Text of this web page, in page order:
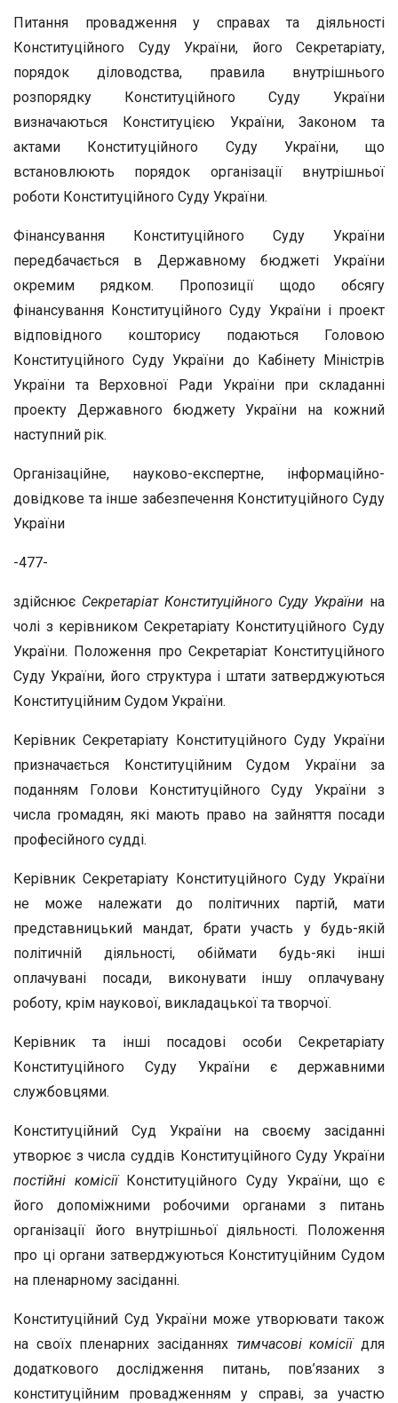
Питання провадження у справах та діяльності
Конституційного Суду України, його Секретаріату,
порядок діловодства, правила внутрішнього
розпорядку Конституційного Суду України
визначаються Конституцією України, Законом та
актами Конституційного Суду України, що
встановлюють порядок організації внутрішньої
роботи Конституційного Суду України.
Фінансування Конституційного Суду України
передбачається в Державному бюджеті України
окремим рядком. Пропозиції щодо обсягу
фінансування Конституційного Суду України і проект
відповідного кошторису подаються Головою
Конституційного Суду України до Кабінету Міністрів
України та Верховної Ради України при складанні
проекту Державного бюджету України на кожний
наступний рік.
Організаційне, науково-експертне, інформаційно-
довідкове та інше забезпечення Конституційного Суду
України
-477-
здійснює Секретаріат Конституційного Суду України на
чолі з керівником Секретаріату Конституційного Суду
України. Положення про Секретаріат Конституційного
Суду України, його структура і штати затверджуються
Конституційним Судом України.
Керівник Секретаріату Конституційного Суду України
призначається Конституційним Судом України за
поданням Голови Конституційного Суду України з
числа громадян, які мають право на зайняття посади
професійного судді.
Керівник Секретаріату Конституційного Суду України
не може належати до політичних партій, мати
представницький мандат, брати участь у будь-якій
політичній діяльності, обіймати будь-які інші
оплачувані посади, виконувати іншу оплачувану
роботу, крім наукової, викладацької та творчої.
Керівник та інші посадові особи Секретаріату
Конституційного Суду України є державними
службовцями.
Конституційний Суд України на своєму засіданні
утворює з числа суддів Конституційного Суду України
постійні комісії Конституційного Суду України, що є
його допоміжними робочими органами з питань
організації його внутрішньої діяльності. Положення
про ці органи затверджуються Конституційним Судом
на пленарному засіданні.
Конституційний Суд України може утворювати також
на своїх пленарних засіданнях тимчасові комісіїдля
додаткового дослідження питань, пов’язаних з
конституційним провадженням у справі, за участю